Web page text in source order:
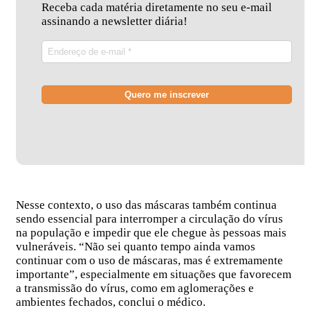
Receba cada matéria diretamente no seu e-mail
assinando a newsletter diária!
Nesse contexto, o uso das máscaras também continua
sendo essencial para interromper a circulação do vírus
na população e impedir que ele chegue às pessoas mais
vulneráveis. “Não sei quanto tempo ainda vamos
continuar com o uso de máscaras, mas é extremamente
importante”, especialmente em situações que favorecem
a transmissão do vírus, como em aglomerações e
ambientes fechados, conclui o médico.